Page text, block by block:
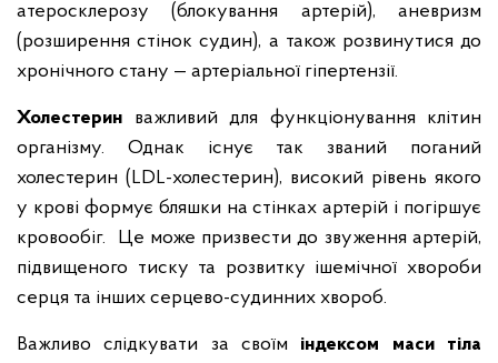
атеросклерозу (блокування артерій), аневризм
(розширення стінок судин), а також розвинутися до
хронічного стану — артеріальної гіпертензії.
Холестерин важливий для функціонування клітин
організму. Однак існує так званий поганий
холестерин (LDL-холестерин), високий рівень якого
у крові формує бляшки на стінках артерій і погіршує
кровообіг. Це може призвести до звуження артерій,
підвищеного тиску та розвитку ішемічної хвороби
серця та інших серцево-судинних хвороб.
Важливо слідкувати за своїм індексом маси тіла